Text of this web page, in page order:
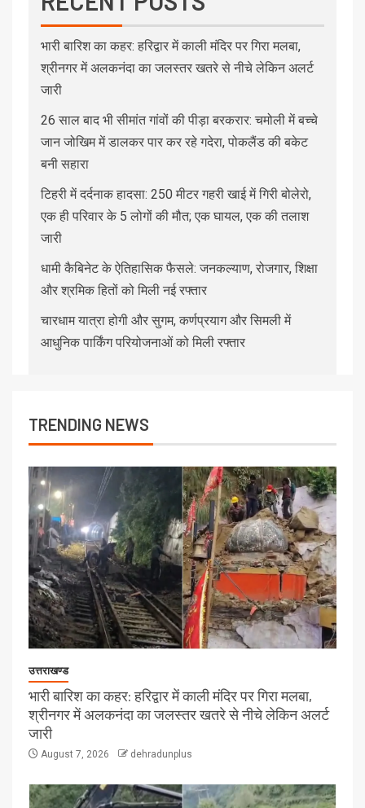
भारी बारिश का कहर: हरिद्वार में काली मंदिर पर गिरा मलबा,
श्रीनगर में अलकनंदा का जलस्तर खतरे से नीचे लेकिन अलर्ट
जारी
26 साल बाद भी सीमांत गांवों की पीड़ा बरकरार: चमोली में बच्चे
जान जोखिम में डालकर पार कर रहे गदेरा, पोकलैंड की बकेट
बनी सहारा
टिहरी में दर्दनाक हादसा: 250 मीटर गहरी खाई में गिरी बोलेरो,
एक ही परिवार के 5 लोगों की मौत; एक घायल, एक की तलाश
जारी
धामी कैबिनेट के ऐतिहासिक फैसले: जनकल्याण, रोजगार, शिक्षा
और श्रमिक हितों को मिली नई रफ्तार
चारधाम यात्रा होगी और सुगम, कर्णप्रयाग और सिमली में
आधुनिक पार्किंग परियोजनाओं को मिली रफ्तार
TRENDING NEWS
उत्तराखण्ड
भारी बारिश का कहर: हरिद्वार में काली मंदिर पर गिरा मलबा,
श्रीनगर में अलकनंदा का जलस्तर खतरे से नीचे लेकिन अलर्ट
जारी
August 7, 2026 dehradunplus